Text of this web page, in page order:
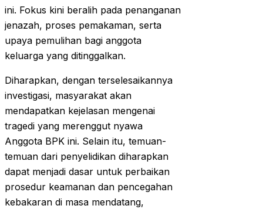
ini. Fokus kini beralih pada penanganan
jenazah, proses pemakaman, serta
upaya pemulihan bagi anggota
keluarga yang ditinggalkan.
Diharapkan, dengan terselesaikannya
investigasi, masyarakat akan
mendapatkan kejelasan mengenai
tragedi yang merenggut nyawa
Anggota BPK ini. Selain itu, temuan-
temuan dari penyelidikan diharapkan
dapat menjadi dasar untuk perbaikan
prosedur keamanan dan pencegahan
kebakaran di masa mendatang,